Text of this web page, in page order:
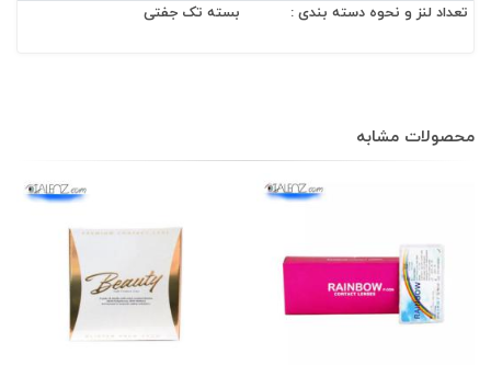
تعداد لنز و نحوه دسته بندی :
بسته تک جفتی
محصولات مشابه